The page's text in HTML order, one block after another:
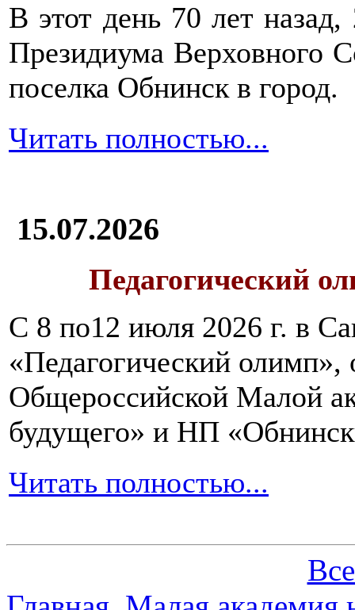
В этот день 70 лет
Президиума Верховного
поселка Обнинск в город.
Читать полностью...
15.07.2026
Педагогический
С 8 по12 июля 2026 г. в
«Педагогический олимп»,
Общероссийской Малой
будущего» и НП
Читать полностью...